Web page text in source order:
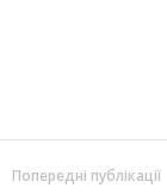
Попередні публікації